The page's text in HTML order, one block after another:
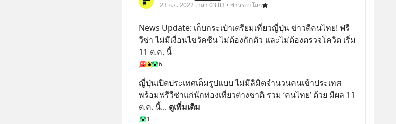
23 ก.ย. 2022 เวลา 03:03 • ข่าวรอบโลก
News Update: เก็บกระเป๋าเตรียมเที่ยวญี่ปุ่น ข่าวดีคนไทย! ฟรี
วีซ่า ไม่มีเงื่อนไขวัคซีน ไม่ต้องกักตัว และไม่ต้องตรวจโควิด เริ่ม
11 ต.ค. นี้
6
ญี่ปุ่นเปิดประเทศเต็มรูปแบบ ไม่มีลิมิตจำนวนคนเข้าประเทศ
พร้อมฟรีวีซ่าแก่นักท่องเที่ยวต่างชาติ รวม ‘คนไทย’ ด้วย มีผล 11
ต.ค. นี้... ดูเพิ่มเติม
1